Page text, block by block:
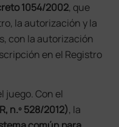
1054/2002, que
la autorización y la
con la autorización
en el Registro
juego. Con el
n.º 528/2012), la